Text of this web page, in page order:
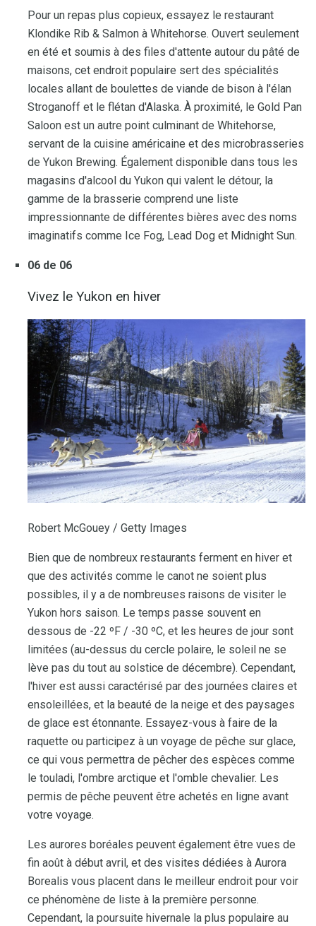
Pour un repas plus copieux, essayez le restaurant
Klondike Rib & Salmon à Whitehorse. Ouvert seulement
en été et soumis à des files d'attente autour du pâté de
maisons, cet endroit populaire sert des spécialités
locales allant de boulettes de viande de bison à l'élan
Stroganoff et le flétan d'Alaska. À proximité, le Gold Pan
Saloon est un autre point culminant de Whitehorse,
servant de la cuisine américaine et des microbrasseries
de Yukon Brewing. Également disponible dans tous les
magasins d'alcool du Yukon qui valent le détour, la
gamme de la brasserie comprend une liste
impressionnante de différentes bières avec des noms
imaginatifs comme Ice Fog, Lead Dog et Midnight Sun.
06 de 06
Vivez le Yukon en hiver
Robert McGouey / Getty Images
Bien que de nombreux restaurants ferment en hiver et
que des activités comme le canot ne soient plus
possibles, il y a de nombreuses raisons de visiter le
Yukon hors saison. Le temps passe souvent en
dessous de -22 ºF / -30 ºC, et les heures de jour sont
limitées (au-dessus du cercle polaire, le soleil ne se
lève pas du tout au solstice de décembre). Cependant,
l'hiver est aussi caractérisé par des journées claires et
ensoleillées, et la beauté de la neige et des paysages
de glace est étonnante. Essayez-vous à faire de la
raquette ou participez à un voyage de pêche sur glace,
ce qui vous permettra de pêcher des espèces comme
le touladi, l'ombre arctique et l'omble chevalier. Les
permis de pêche peuvent être achetés en ligne avant
votre voyage.
Les aurores boréales peuvent également être vues de
fin août à début avril, et des visites dédiées à Aurora
Borealis vous placent dans le meilleur endroit pour voir
ce phénomène de liste à la première personne.
Cependant, la poursuite hivernale la plus populaire au